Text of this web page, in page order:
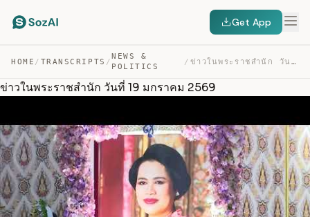
Get App
HOME / TRANSCRIPTS /
NEWS &
POLITICS
/ ข่าวในพระราชสำนัก วันที่ 19 มกราคม 2569 — TRANSCRIPT
ข่าวในพระราชสำนัก วันที่ 19 มกราคม 2569